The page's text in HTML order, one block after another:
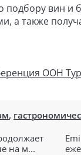
вин и
а также
ООН
,
на м...